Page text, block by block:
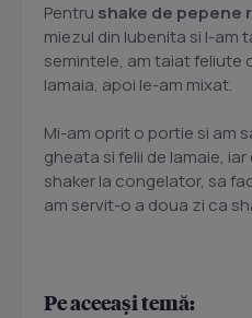
Pentru shake de pepene
miezul din lubenita si l-
semintele, am taiat feliute
lamaia, apoi le-am mixat.
Mi-am oprit o portie si am
gheata si felii de lamaie,
shaker la congelator, sa
am servit-o a doua zi ca
Pe aceeași temă: